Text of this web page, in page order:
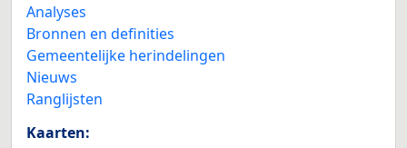
Analyses
Bronnen en definities
Gemeentelijke herindelingen
Nieuws
Ranglijsten
Kaarten: